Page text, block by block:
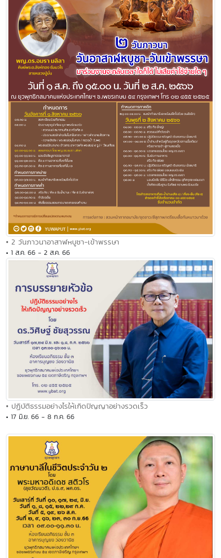
• 2 วันภาวนาอาสาฬหบูชา-เข้าพรรษา
• 1 ส.ค. 66 - 2 ส.ค. 66
• ปฏิบัติธรรมอย่างไรให้เกิดปัญญาอย่างรวดเร็ว
• 17 มิ.ย. 66 - 8 ก.ค. 66